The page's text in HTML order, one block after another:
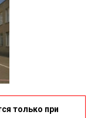
только при